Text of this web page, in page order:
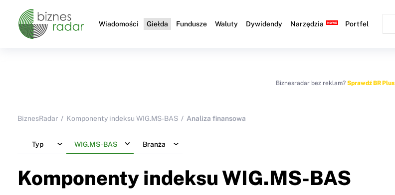
Wiadomości Giełda Fundusze Waluty Dywidendy Narzędzia Portfel
Biznesradar bez reklam? Sprawdź BR Plus
BiznesRadar Komponenty indeksu WIG.MS-BAS Analiza finansowa
Typ WIG.MS-BAS Branża
Komponenty indeksuWIG.MS-BAS